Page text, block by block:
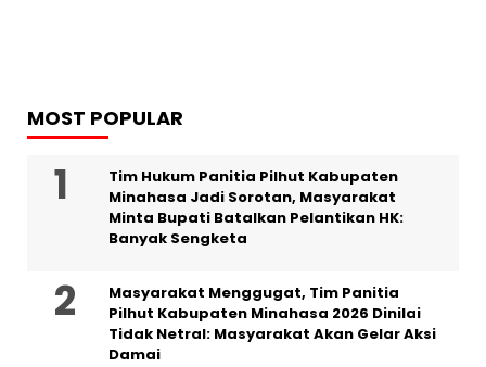
MOST POPULAR
Tim Hukum Panitia Pilhut Kabupaten
Minahasa Jadi Sorotan, Masyarakat
Minta Bupati Batalkan Pelantikan HK:
Banyak Sengketa
Masyarakat Menggugat, Tim Panitia
Pilhut Kabupaten Minahasa 2026 Dinilai
Tidak Netral: Masyarakat Akan Gelar Aksi
Damai